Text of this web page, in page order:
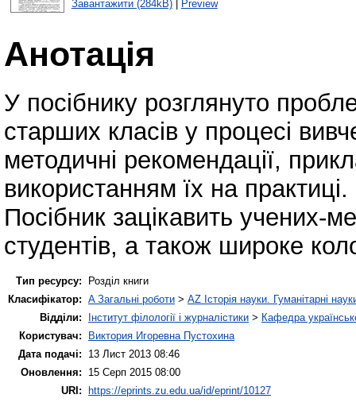
Завантажити (284kB)| Preview
Анотація
У посібнику розглянуто
старших класів у процесі
методичні рекомендації,
використанням їх на практиці.
Посібник зацікавить учених-
студентів, а також широке
Тип ресурсу:
Розділ книги
Класифікатор: A Загальні роботи > AZ Історія науки. Гуманітарні
Відділи:
Інститут філології і журналістики > Кафедра
Користувач:
Виктория Игоревна Пустохина
Дата подачі:
13 Лист 2013 08:46
Оновлення:
15 Серп 2015 08:00
URI: https://eprints.zu.edu.ua/id/eprint/10127